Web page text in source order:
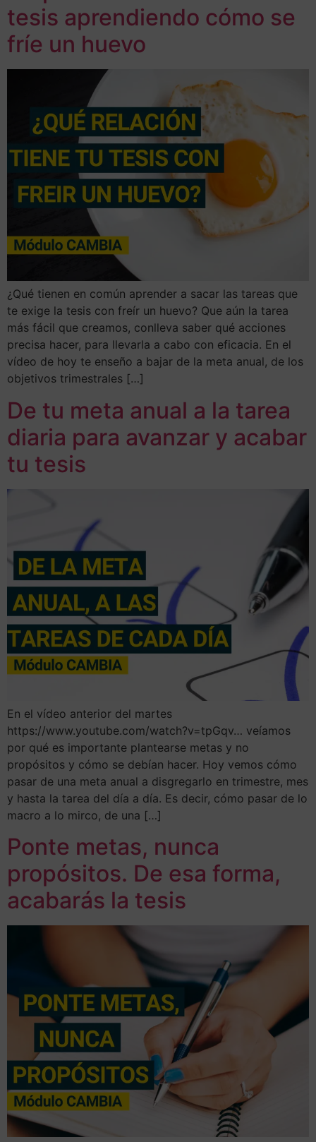
tesis aprendiendo cómo se
fríe un huevo
¿Qué tienen en común aprender a sacar las tareas que
te exige la tesis con freír un huevo? Que aún la tarea
más fácil que creamos, conlleva saber qué acciones
precisa hacer, para llevarla a cabo con eficacia. En el
vídeo de hoy te enseño a bajar de la meta anual, de los
objetivos trimestrales […]
De tu meta anual a la tarea
diaria para avanzar y acabar
tu tesis
En el vídeo anterior del martes
https://www.youtube.com/watch?v=tpGqv…​ veíamos
por qué es importante plantearse metas y no
propósitos y cómo se debían hacer. Hoy vemos cómo
pasar de una meta anual a disgregarlo en trimestre, mes
y hasta la tarea del día a día. Es decir, cómo pasar de lo
macro a lo mirco, de una […]
Ponte metas, nunca
propósitos. De esa forma,
acabarás la tesis